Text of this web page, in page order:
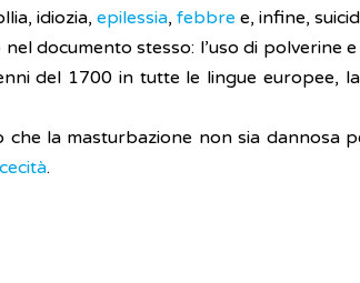
idiozia, epilessia, febbre e, infine,
documento stesso: l’uso di
del 1700 in tutte le lingue europee,
la masturbazione non sia dannosa
cecità.